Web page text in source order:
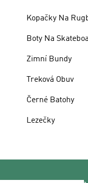
Kopačky Na
Boty Na
Zimní Bundy
Treková Obuv
Černé Batohy
Lezečky